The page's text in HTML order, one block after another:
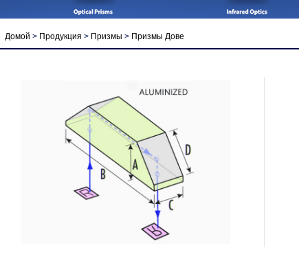
Домой > Продукция > Призмы > Призмы Дове